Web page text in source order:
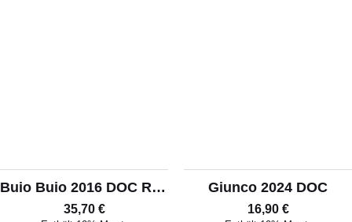
Buio Buio 2016 DOC Riserva
35,70 €
Giunco 2024 DOC
16,90 €